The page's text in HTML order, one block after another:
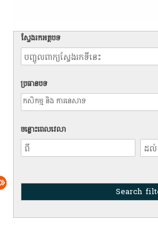
ស្វែងរកអត្ថបទ
ប្រធានបទ
ចន្លោះពេលវេលា